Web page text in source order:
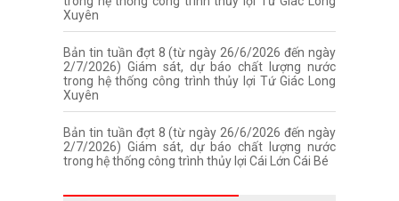
Xuyên
Bản tin tuần đợt 8 (từ ngày 26/6/2026 đến ngày
2/7/2026) Giám sát, dự báo chất lượng nước
trong hệ thống công trình thủy lợi Tứ Giác Long
Xuyên
Bản tin tuần đợt 8 (từ ngày 26/6/2026 đến ngày
2/7/2026) Giám sát, dự báo chất lượng nước
trong hệ thống công trình thủy lợi Cái Lớn Cái Bé